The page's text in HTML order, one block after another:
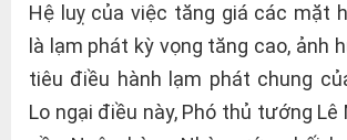
Hệ luỵ của việc tăng giá các mặt
là lạm phát kỳ vọng tăng cao, ảnh
tiêu điều hành lạm phát chung
Lo ngại điều này, Phó thủ tướng Lê